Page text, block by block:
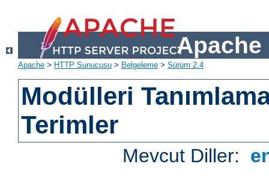
Apache
Apache > HTTP Sunucusu > Belgeleme > Sürüm 2.4
Modülleri
Terimler
Mevcut Diller: